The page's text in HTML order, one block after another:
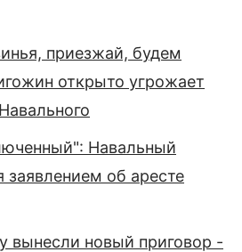
приезжай, будем
открыто угрожает
Навальный
заявлением об аресте
вынесли новый приговор -